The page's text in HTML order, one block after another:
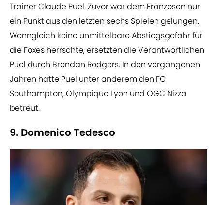
Trainer Claude Puel. Zuvor war dem Franzosen nur
ein Punkt aus den letzten sechs Spielen gelungen.
Wenngleich keine unmittelbare Abstiegsgefahr für
die Foxes herrschte, ersetzten die Verantwortlichen
Puel durch Brendan Rodgers. In den vergangenen
Jahren hatte Puel unter anderem den FC
Southampton, Olympique Lyon und OGC Nizza
betreut.
9. Domenico Tedesco